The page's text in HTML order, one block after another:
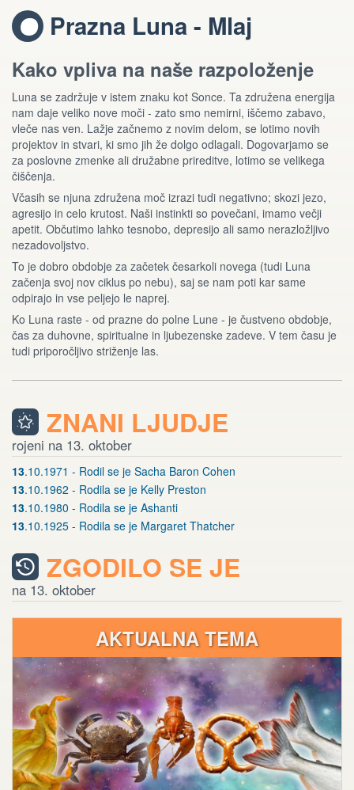
S Prazna Luna - Mlaj
Kako vpliva na naše razpoloženje
Luna se zadržuje v istem znaku kot Sonce. Ta združena energija
nam daje veliko nove moči - zato smo nemirni, iščemo zabavo,
vleče nas ven. Lažje začnemo z novim delom, se lotimo novih
projektov in stvari, ki smo jih že dolgo odlagali. Dogovarjamo se
za poslovne zmenke ali družabne prireditve, lotimo se velikega
čiščenja.
Včasih se njuna združena moč izrazi tudi negativno; skozi jezo,
agresijo in celo krutost. Naši instinkti so povečani, imamo večji
apetit. Občutimo lahko tesnobo, depresijo ali samo nerazložljivo
nezadovoljstvo.
To je dobro obdobje za začetek česarkoli novega (tudi Luna
začenja svoj nov ciklus po nebu), saj se nam poti kar same
odpirajo in vse peljejo le naprej.
Ko Luna raste - od prazne do polne Lune - je čustveno obdobje,
čas za duhovne, spiritualne in ljubezenske zadeve. V tem času je
tudi priporočljivo striženje las.
ZNANI LJUDJE
rojeni na 13. oktober
13.10.1971 - Rodil se je Sacha Baron Cohen
13.10.1962 - Rodila se je Kelly Preston
13.10.1980 - Rodila se je Ashanti
13.10.1925 - Rodila se je Margaret Thatcher
ZGODILO SE JE
na 13. oktober
AKTUALNA TEMA